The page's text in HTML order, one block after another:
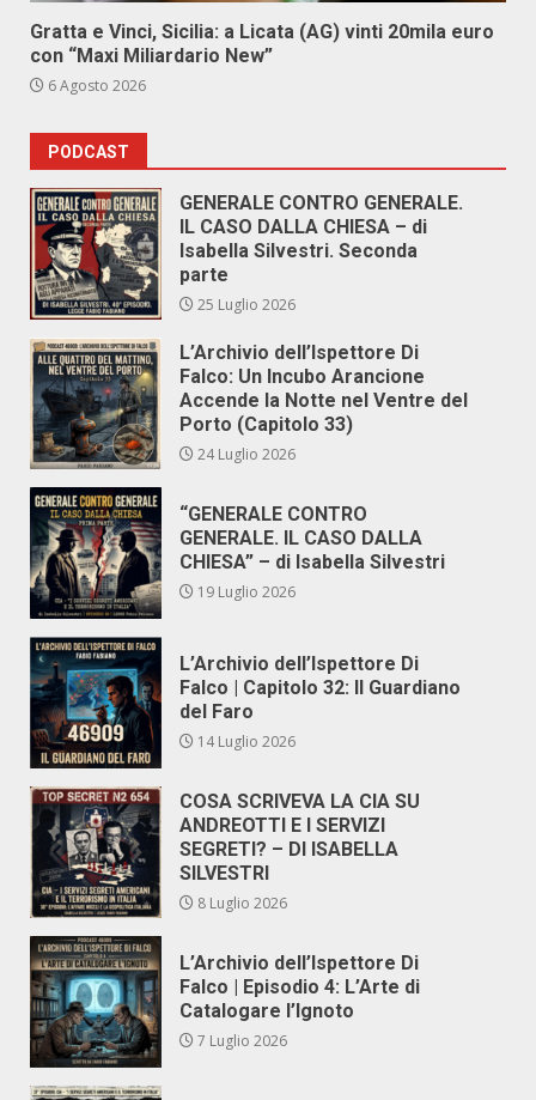
Gratta e Vinci, Sicilia: a Licata (AG) vinti 20mila euro
con “Maxi Miliardario New”
6 Agosto 2026
PODCAST
GENERALE CONTRO GENERALE.
IL CASO DALLA CHIESA – di
Isabella Silvestri. Seconda
parte
25 Luglio 2026
L’Archivio dell’Ispettore Di
Falco: Un Incubo Arancione
Accende la Notte nel Ventre del
Porto (Capitolo 33)
24 Luglio 2026
“GENERALE CONTRO
GENERALE. IL CASO DALLA
CHIESA” – di Isabella Silvestri
19 Luglio 2026
L’Archivio dell’Ispettore Di
Falco | Capitolo 32: Il Guardiano
del Faro
14 Luglio 2026
COSA SCRIVEVA LA CIA SU
ANDREOTTI E I SERVIZI
SEGRETI? – DI ISABELLA
SILVESTRI
8 Luglio 2026
L’Archivio dell’Ispettore Di
Falco | Episodio 4: L’Arte di
Catalogare l’Ignoto
7 Luglio 2026